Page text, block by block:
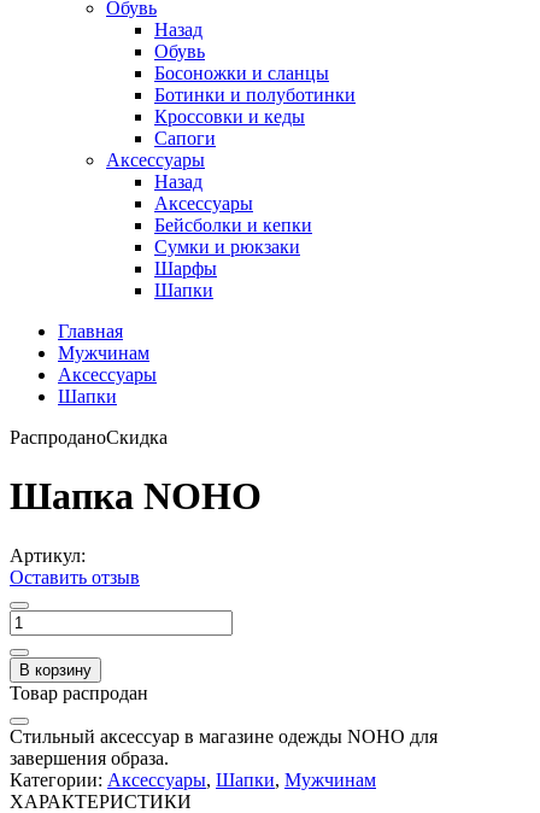
Обувь
Назад
Обувь
Босоножки и сланцы
Ботинки и полуботинки
Кроссовки и кеды
Сапоги
Аксессуары
Назад
Аксессуары
Бейсболки и кепки
Сумки и рюкзаки
Шарфы
Шапки
Главная
Мужчинам
Аксессуары
Шапки
РаспроданоСкидка
Шапка NOHO
Артикул:
Оставить отзыв
В корзину
Товар распродан
Стильный аксессуар в магазине одежды NOHO для
завершения образа.
Категории: Аксессуары, Шапки, Мужчинам
ХАРАКТЕРИСТИКИ